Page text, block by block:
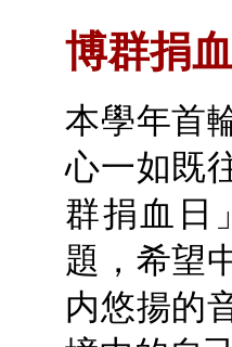
博群捐
本學年首
心一如既
群捐血日
題，希望
内悠揚的